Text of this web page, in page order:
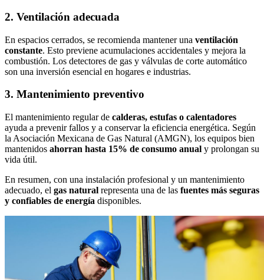
2. Ventilación adecuada
En espacios cerrados, se recomienda mantener una ventilación
constante. Esto previene acumulaciones accidentales y mejora la
combustión. Los detectores de gas y válvulas de corte automático
son una inversión esencial en hogares e industrias.
3. Mantenimiento preventivo
El mantenimiento regular de calderas, estufas o calentadores
ayuda a prevenir fallos y a conservar la eficiencia energética. Según
la Asociación Mexicana de Gas Natural (AMGN), los equipos bien
mantenidos ahorran hasta 15% de consumo anual y prolongan su
vida útil.
En resumen, con una instalación profesional y un mantenimiento
adecuado, el gas natural representa una de las fuentes más seguras
y confiables de energía disponibles.